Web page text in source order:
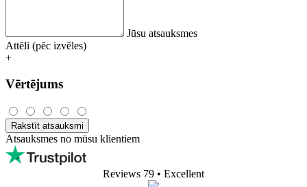
Jūsu atsauksmes
Attēli (pēc izvēles)
+
Vērtējums
Rakstīt atsauksmi
Atsauksmes no mūsu klientiem
Reviews 79 • Excellent